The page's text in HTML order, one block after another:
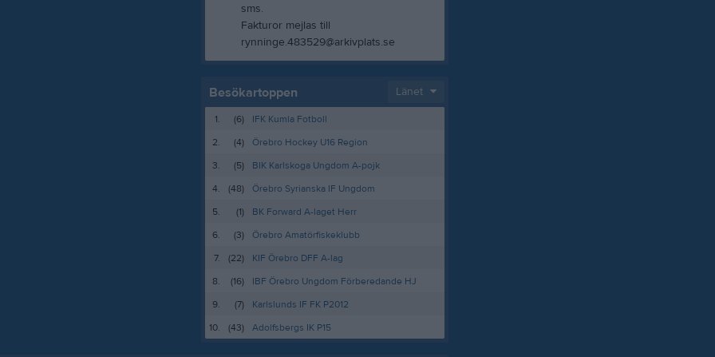
sms.
Fakturor mejlas till
rynninge.483529@arkivplats.se
Besökartoppen Länet
1. (6)
IFK Kumla Fotboll
2.
(4)
Örebro Hockey U16 Region
3.
(5)
BIK Karlskoga Ungdom A-pojk
4.
(48)
Örebro Syrianska IF Ungdom
5.
(1)
BK Forward A-laget Herr
6.
(3)
Örebro Amatörfiskeklubb
7.
(22)
KIF Örebro DFF A-lag
8.
(16)
IBF Örebro Ungdom Förberedande HJ
9.
(7)
Karlslunds IF FK P2012
10.
(43) Adolfsbergs IK P15